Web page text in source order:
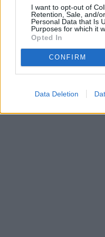
I want to opt-out of
Retention, Sale, and/
Personal Data that Is
Purposes for which it
Opted In
CONFIRM
Data Deletion